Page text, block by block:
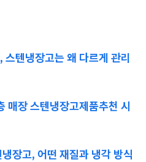
텐냉장고는 왜 다르게 관리
매장 스텐냉장고제품추천 시
장고, 어떤 재질과 냉각 방식